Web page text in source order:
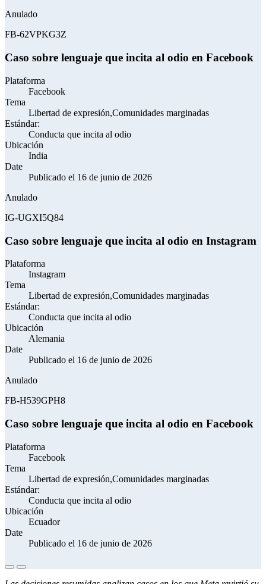
Anulado
FB-62VPKG3Z
Caso sobre lenguaje que incita al odio en Facebook
Plataforma
Facebook
Tema
Libertad de expresión,Comunidades marginadas
Estándar:
Conducta que incita al odio
Ubicación
India
Date
Publicado el 16 de junio de 2026
Anulado
IG-UGXI5Q84
Caso sobre lenguaje que incita al odio en Instagram
Plataforma
Instagram
Tema
Libertad de expresión,Comunidades marginadas
Estándar:
Conducta que incita al odio
Ubicación
Alemania
Date
Publicado el 16 de junio de 2026
Anulado
FB-H539GPH8
Caso sobre lenguaje que incita al odio en Facebook
Plataforma
Facebook
Tema
Libertad de expresión,Comunidades marginadas
Estándar:
Conducta que incita al odio
Ubicación
Ecuador
Date
Publicado el 16 de junio de 2026